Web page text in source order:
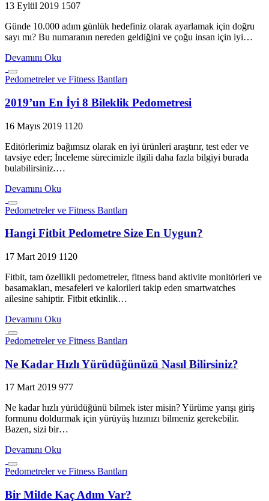
13 Eylül 2019 1507
Günde 10.000 adım günlük hedefiniz olarak ayarlamak için doğru
sayı mı? Bu numaranın nereden geldiğini ve çoğu insan için iyi…
Devamını Oku
Pedometreler ve Fitness Bantları
2019’un En İyi 8 Bileklik Pedometresi
16 Mayıs 2019 1120
Editörlerimiz bağımsız olarak en iyi ürünleri araştırır, test eder ve
tavsiye eder; İnceleme sürecimizle ilgili daha fazla bilgiyi burada
bulabilirsiniz.…
Devamını Oku
Pedometreler ve Fitness Bantları
Hangi Fitbit Pedometre Size En Uygun?
17 Mart 2019 1120
Fitbit, tam özellikli pedometreler, fitness band aktivite monitörleri ve
basamakları, mesafeleri ve kalorileri takip eden smartwatches
ailesine sahiptir. Fitbit etkinlik…
Devamını Oku
Pedometreler ve Fitness Bantları
Ne Kadar Hızlı Yürüdüğünüzü Nasıl Bilirsiniz?
17 Mart 2019 977
Ne kadar hızlı yürüdüğünü bilmek ister misin? Yürüme yarışı giriş
formunu doldurmak için yürüyüş hızınızı bilmeniz gerekebilir.
Bazen, sizi bir…
Devamını Oku
Pedometreler ve Fitness Bantları
Bir Milde Kaç Adım Var?